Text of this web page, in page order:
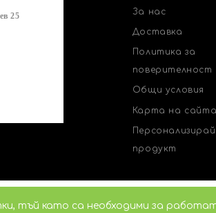
25 За нас
Доставка
Политика за
поверителност
Общи условия
Карта на сайта
Персонализирай
продукт
тъй като са необходими за